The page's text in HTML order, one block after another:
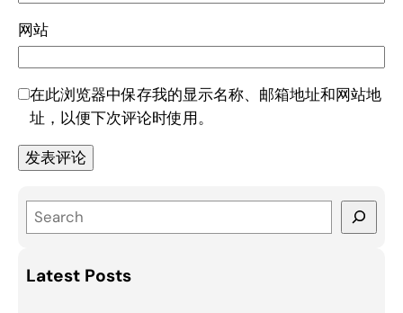
网站
在此浏览器中保存我的显示名称、邮箱地址和网站地
址，以便下次评论时使用。
e
rLatest Posts